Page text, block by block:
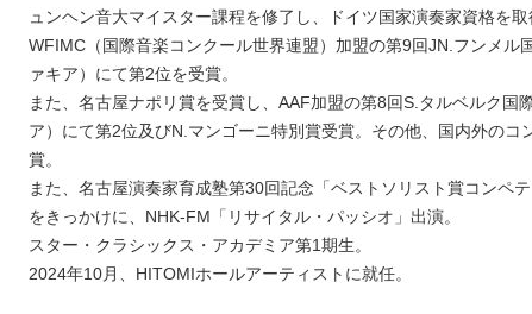
ュンヘン音大マイスター課程を修了し、ドイツ国家演奏家資格を取
WFIMC（国際音楽コンクール世界連盟）加盟の第9回JN. フンメル
ァキア）にて第2位を受賞。
また、名古屋ナポリ賞を受賞し、 AAF加盟の第8回S. タルベルク国
ア）にて第2位及びN. マンゴーニ特別賞受賞。その他、国内外のコ
賞。
また、名古屋演奏家育成塾第30回記念「ベストソリスト賞コンペ
をきっかけに、 NHK-FM 「リサイタル・パッシオ」出演。
スター・クラシックス・アカデミア第1期生。
2024年10月、 HITOMIホールアーティストに就任。